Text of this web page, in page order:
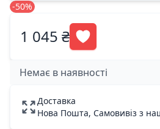
-50%
1 045 ₴
Немає в наявності
Доставка
Нова Пошта, Самовивіз з